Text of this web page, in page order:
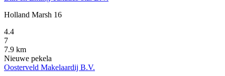
Holland Marsh 16
4.4
7
7.9 km
Nieuwe pekela
Oosterveld Makelaardij B.V.